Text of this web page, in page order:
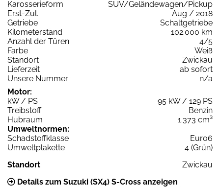
Karosserieform
SUV/Geländewagen/Pickup
Erst-Zul.
Aug / 2018
Getriebe
Schaltgetriebe
Kilometerstand
102.000 km
Anzahl der Türen
4/5
Farbe
Weiß
Standort
Zwickau
Lieferzeit
ab sofort
Unsere Nummer
n/a
Motor:
kW / PS
95 kW / 129 PS
Treibstoff
Benzin
Hubraum
1.373 cm³
Umweltnormen:
Schadstoffklasse
Euro6
Umweltplakette
4 (Grün)
Standort
Zwickau
Details zum Suzuki (SX4) S-Cross anzeigen